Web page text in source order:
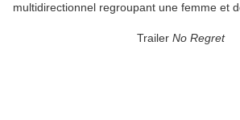
multidirectionnel regroupant une femme et
Trailer No Regret